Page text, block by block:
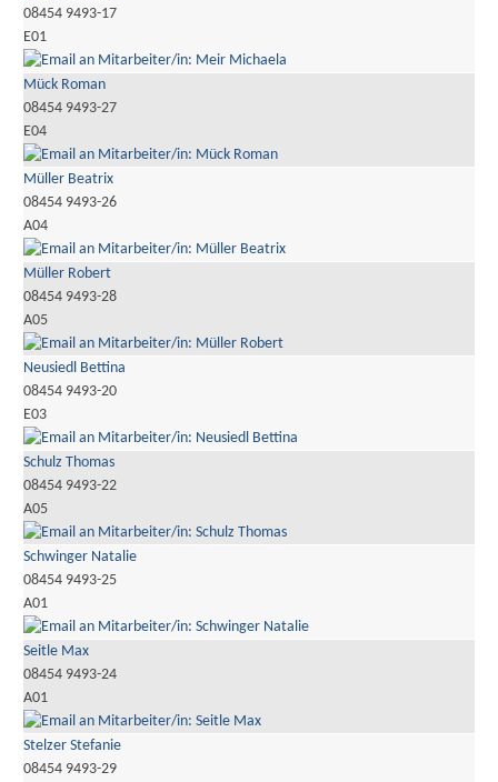
08454 9493-17
E01
Mück Roman
08454 9493-27
E04
Müller Beatrix
08454 9493-26
A04
Müller Robert
08454 9493-28
A05
Neusiedl Bettina
08454 9493-20
E03
Schulz Thomas
08454 9493-22
A05
Schwinger Natalie
08454 9493-25
A01
Seitle Max
08454 9493-24
A01
Stelzer Stefanie
08454 9493-29